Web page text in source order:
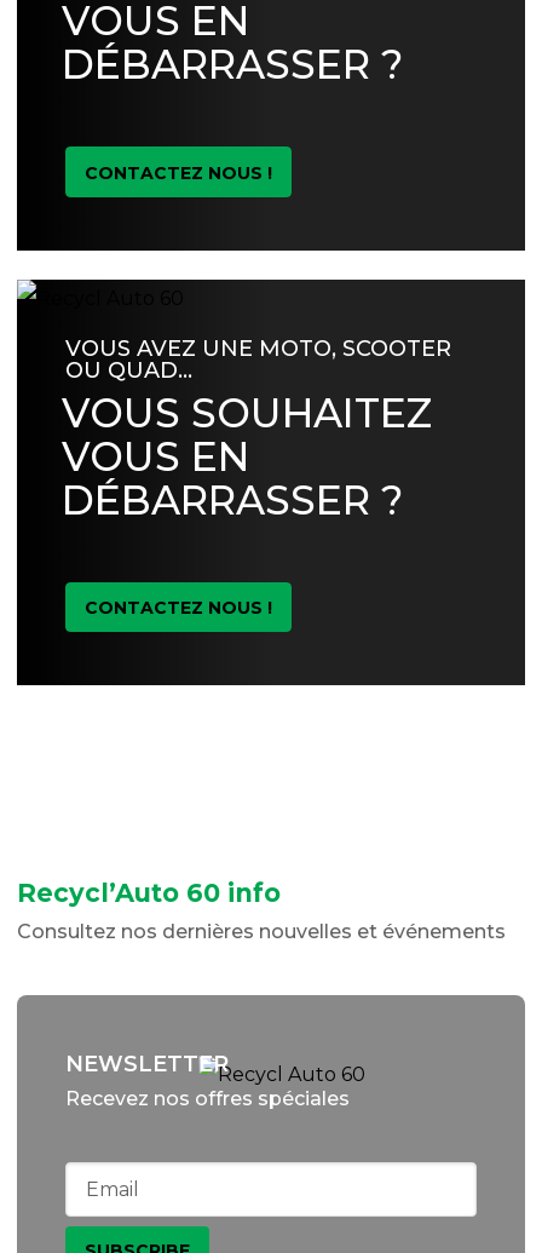
VOUS EN
DÉBARRASSER ?
CONTACTEZ NOUS !
VOUS AVEZ UNE MOTO, SCOOTER
OU QUAD…
VOUS SOUHAITEZ
VOUS EN
DÉBARRASSER ?
CONTACTEZ NOUS !
Recycl’Auto 60 info
Consultez nos dernières nouvelles et événements
NEWSLETTER
Recevez nos offres spéciales